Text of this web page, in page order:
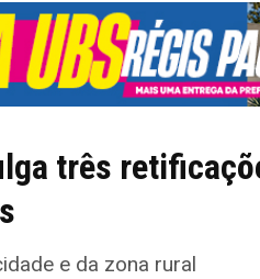
três
e da zona rural